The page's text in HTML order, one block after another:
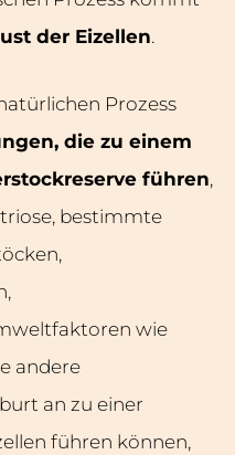
der Eizellen.
Prozess
die zu einem
führen,
bestimmte
wie
andere
an zu einer
führen können,